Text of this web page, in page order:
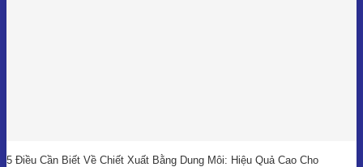
5 Điều Cần Biết Về Chiết Xuất Bằng Dung Môi: Hiệu Quả Cao Cho